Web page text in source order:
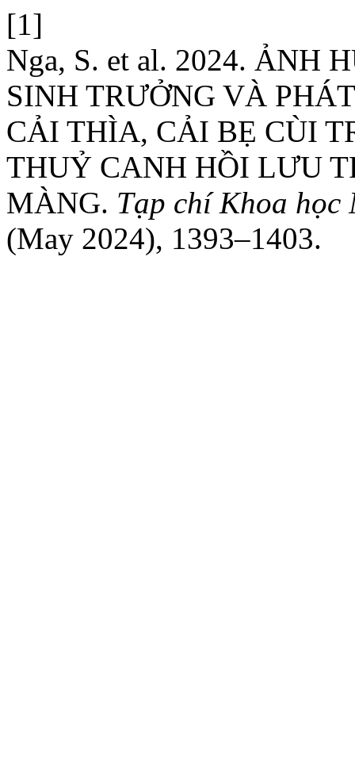
[1]
Nga, S. et al. 2024. ẢNH
SINH TRƯỞNG VÀ
CẢI THÌA, CẢI BẸ CÙI
THUỶ CANH HỒI LƯU
MÀNG. Tạp chí Khoa học
(May 2024), 1393–1403.